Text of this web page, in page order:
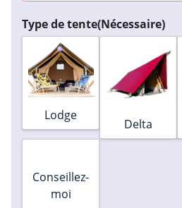
Type de tente(Nécessaire)
Lodge
Delta
Conseillez-
moi